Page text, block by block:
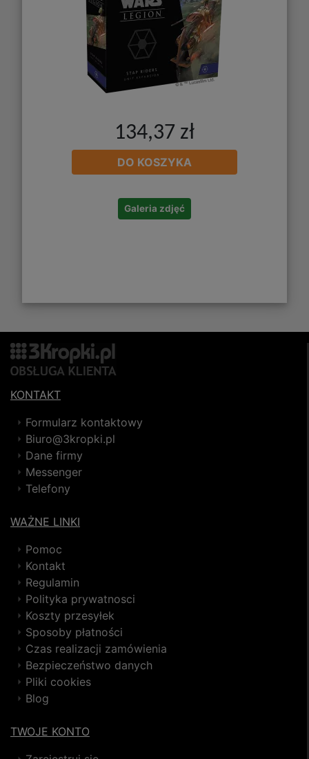
134,37 zł
DO KOSZYKA
Galeria zdjęć
KONTAKT
Formularz kontaktowy
Biuro@3kropki.pl
Dane firmy
Messenger
Telefony
WAŻNE LINKI
Pomoc
Kontakt
Regulamin
Polityka prywatnosci
Koszty przesyłek
Sposoby płatności
Czas realizacji zamówienia
Bezpieczeństwo danych
Pliki cookies
Blog
TWOJE KONTO